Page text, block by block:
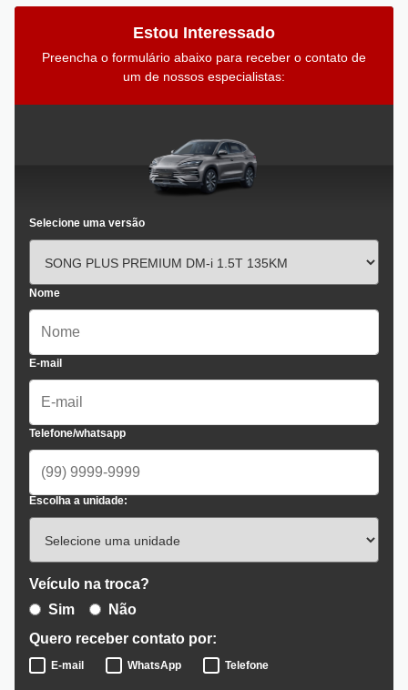
Estou Interessado
Preencha o formulário abaixo para receber o contato de
um de nossos especialistas:
Selecione uma versão
Nome
E-mail
Telefone/whatsapp
Escolha a unidade:
Veículo na troca?
Sim
Não
Quero receber contato por:
E-mail WhatsApp Telefone